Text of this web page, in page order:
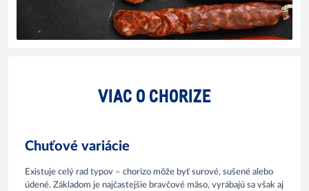
VIAC O CHORIZE
Chuťové variácie
Existuje celý rad typov – chorizo môže byť surové, sušené alebo
údené. Základom je najčastejšie bravčové mäso, vyrábajú sa však aj